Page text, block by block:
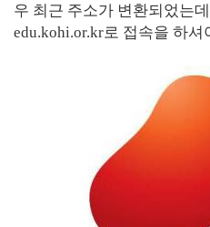
우 최근 주소가 변환되었는
edu.kohi.or.kr로 접속을 하